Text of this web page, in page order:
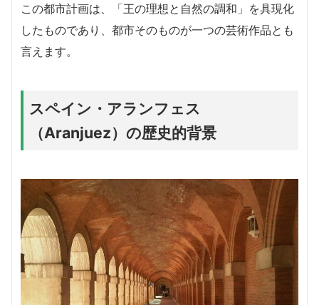
この都市計画は、「王の理想と自然の調和」を具現化
したものであり、都市そのものが一つの芸術作品とも
言えます。
スペイン・アランフェス
（Aranjuez）の歴史的背景